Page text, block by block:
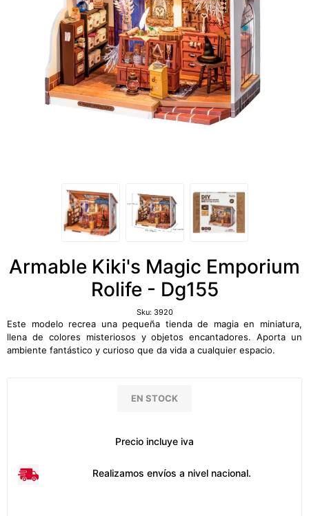
Armable Kiki's Magic Emporium
Rolife - Dg155
Sku: 3920
Este modelo recrea una pequeña tienda de magia en miniatura,
llena de colores misteriosos y objetos encantadores. Aporta un
ambiente fantástico y curioso que da vida a cualquier espacio.
EN STOCK
Precio incluye iva
Realizamos envíos a nivel nacional.